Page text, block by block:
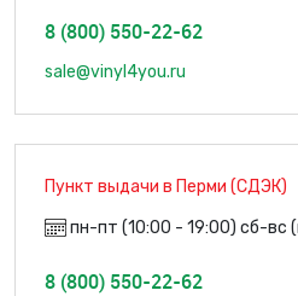
8 (800) 550-22-62
sale@vinyl4you.ru
Пункт выдачи в Перми (СДЭК)
пн-пт (10:00 - 19:00) сб-вс
8 (800) 550-22-62